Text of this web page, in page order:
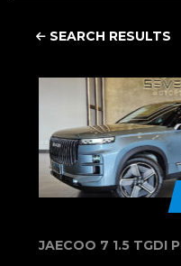
SEARCH RESULTS